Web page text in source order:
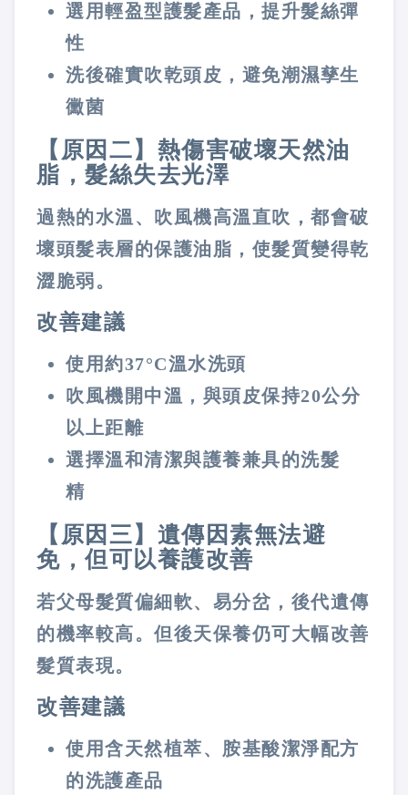
選用輕盈型護髮產品，提升髮絲彈
性
洗後確實吹乾頭皮，避免潮濕孳生
黴菌
【原因二】熱傷害破壞天然油
脂，髮絲失去光澤
過熱的水溫、吹風機高溫直吹，都會破
壞頭髮表層的保護油脂，使髮質變得乾
澀脆弱。
改善建議
使用約37°C溫水洗頭
吹風機開中溫，與頭皮保持20公分
以上距離
選擇溫和清潔與護養兼具的洗髮
精
【原因三】遺傳因素無法避
免，但可以養護改善
若父母髮質偏細軟、易分岔，後代遺傳
的機率較高。但後天保養仍可大幅改善
髮質表現。
改善建議
使用含天然植萃、胺基酸潔淨配方
的洗護產品